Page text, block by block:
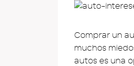
Comprar un
muchos
autos es una